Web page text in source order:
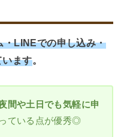
・LINEでの申し込み・
います。
間や土日でも気軽に申
ている点が優秀◎